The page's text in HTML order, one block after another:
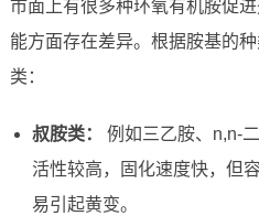
市面上有很多种环氧有机胺促
能方面存在差异。根据胺基的
类：
叔胺类：
例如三乙胺、n,n-
活性较高，固化速度快，但
易引起黄变。